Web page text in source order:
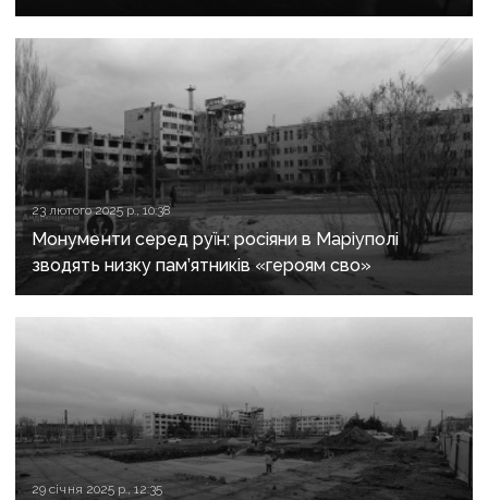
23 лютого 2025 р., 10:38
Монументи серед руїн: росіяни в Маріуполі
зводять низку пам’ятників «героям сво»
29 січня 2025 р., 12:35